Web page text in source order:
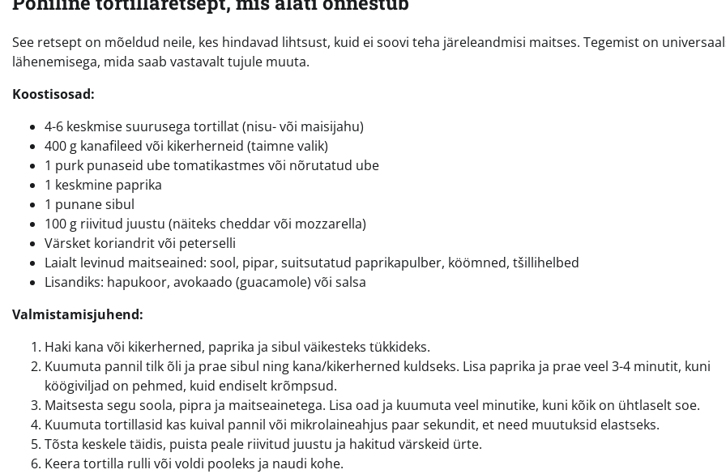
See retsept on mõeldud neile, kes hindavad lihtsust, kuid ei soovi teha järeleandmisi maitses. Tegemist on
lähenemisega, mida saab vastavalt tujule muuta.
Koostisosad:
4-6 keskmise suurusega tortillat (nisu- või maisijahu)
400 g kanafileed või kikerherneid (taimne valik)
1 purk punaseid ube tomatikastmes või nõrutatud ube
1 keskmine paprika
1 punane sibul
100 g riivitud juustu (näiteks cheddar või mozzarella)
Värsket koriandrit või peterselli
Laialt levinud maitseained: sool, pipar, suitsutatud paprikapulber, köömned, tšillihelbed
Lisandiks: hapukoor, avokaado (guacamole) või salsa
Valmistamisjuhend:
Haki kana või kikerherned, paprika ja sibul väikesteks tükkideks.
Kuumuta pannil tilk õli ja prae sibul ning kana/kikerherned kuldseks. Lisa paprika ja prae veel 3-4 minutit, kuni
köögiviljad on pehmed, kuid endiselt krõmpsud.
Maitsesta segu soola, pipra ja maitseainetega. Lisa oad ja kuumuta veel minutike, kuni kõik on ühtlaselt soe.
Kuumuta tortillasid kas kuival pannil või mikrolaineahjus paar sekundit, et need muutuksid elastseks.
Tõsta keskele täidis, puista peale riivitud juustu ja hakitud värskeid ürte.
Keera tortilla rulli või voldi pooleks ja naudi kohe.